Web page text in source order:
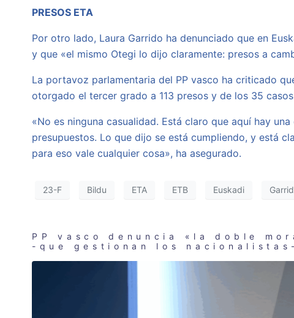
PRESOS ETA
Por otro lado, Laura Garrido ha denunciado que en
y que «el mismo Otegi lo dijo claramente: presos a
La portavoz parlamentaria del PP vasco ha criticado
otorgado el tercer grado a 113 presos y de los 35
«No es ninguna casualidad. Está claro que aquí hay
presupuestos. Lo que dijo se está cumpliendo, y está
para eso vale cualquier cosa», ha asegurado.
23-F Bildu ETA ETB Euskadi
PP vasco denuncia «la doble
-que gestionan los